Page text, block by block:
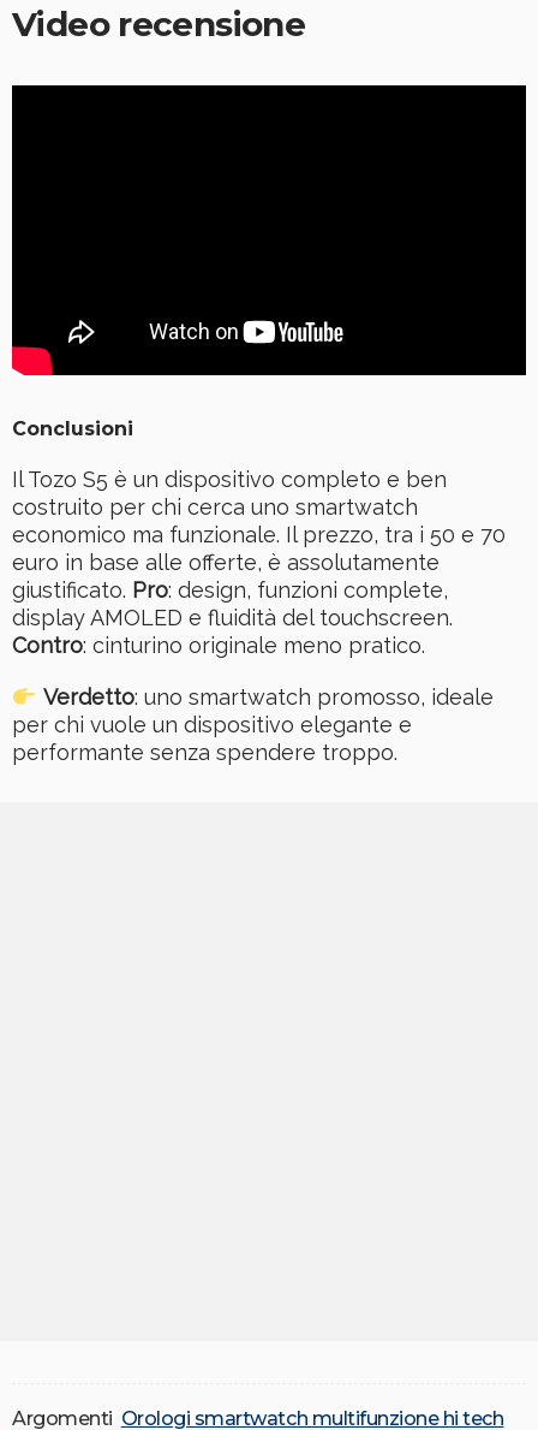
Video recensione
Conclusioni
Il Tozo S5 è un dispositivo completo e ben
costruito per chi cerca uno smartwatch
economico ma funzionale. Il prezzo, tra i 50 e 70
euro in base alle offerte, è assolutamente
giustificato. Pro: design, funzioni complete,
display AMOLED e fluidità del touchscreen.
Contro: cinturino originale meno pratico.
Verdetto: uno smartwatch promosso, ideale
per chi vuole un dispositivo elegante e
performante senza spendere troppo.
Argomenti Orologi smartwatch multifunzione hi tech